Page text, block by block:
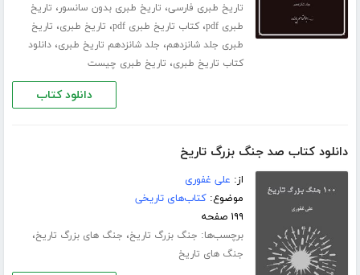
تاریخ طبری فارسی، تاریخ طبری بدون سانسور، تاریخ
طبری pdf
،کتاب تاریخ طبری pdf ، تاریخ طبری، تاریخ
طبری جلد ‌شانزدهم، جلد شانزدهم تاریخ طبری،دانلود
کتاب تاریخ طبری، تاریخ طبری چیست
دانلود کتاب
دانلود کتاب صد جنگ بزرگ تاریخ
از: علی غفوری
موضوع:کتاب‌های تاریخی
۱۹۹ صفحه
برچسب‌ها: جنگ بزرگ تاریخ، جنگ های بزرگ تاریخ،
جنگ های تاریخ